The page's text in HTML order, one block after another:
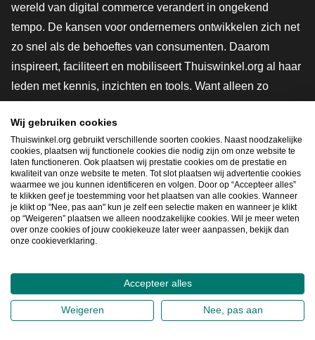
wereld van digital commerce verandert in ongekend
tempo. De kansen voor ondernemers ontwikkelen zich net
zo snel als de behoeftes van consumenten. Daarom
inspireert, faciliteert en mobiliseert Thuiswinkel.org al haar
leden met kennis, inzichten en tools. Want alleen zo
innovatievere toekomst. Dus groei ook mee en maak
shoppen slimmer.
Lid worden
Snel navigeren
2026©Thuiswinkel.org
Privacybeleid Cookieverklaring Sitemap
Wij gebruiken cookies
Thuiswinkel.org gebruikt verschillende soorten cookies. Naast noodzakelijke
cookies, plaatsen wij functionele cookies die nodig zijn om onze website te
laten functioneren. Ook plaatsen wij prestatie cookies om de prestatie en
kwaliteit van onze website te meten. Tot slot plaatsen wij advertentie cookies
waarmee we jou kunnen identificeren en volgen. Door op “Accepteer alles”
te klikken geef je toestemming voor het plaatsen van alle cookies. Wanneer
je klikt op "Nee, pas aan" kun je zelf een selectie maken en wanneer je klikt
op “Weigeren” plaatsen we alleen noodzakelijke cookies. Wil je meer weten
over onze cookies of jouw cookiekeuze later weer aanpassen, bekijk dan
onze cookieverklaring.
Accepteer alles
Weigeren Nee, pas aan